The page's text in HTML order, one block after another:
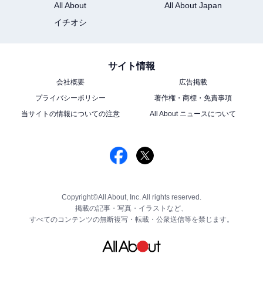
All About
All About Japan
イチオシ
サイト情報
会社概要
広告掲載
プライバシーポリシー
著作権・商標・免責事項
当サイトの情報についての注意
All About ニュースについて
Copyright©All About, Inc. All rights reserved.
掲載の記事・写真・イラストなど、
すべてのコンテンツの無断複写・転載・公衆送信等を禁じます。